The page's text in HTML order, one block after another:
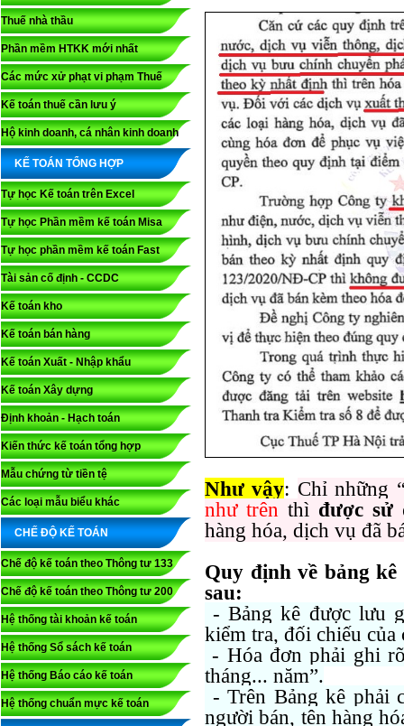
Thuế nhà thầu
Phần mềm HTKK mới nhất
Các mức xử phạt vi phạm Thuế
Kế toán thuế cần lưu ý
Hộ kinh doanh, cá nhân kinh doanh
KẾ TOÁN TỔNG HỢP
Tự học Kế toán trên Excel
Tự học Phần mềm kế toán Misa
Tự học phần mềm kế toán Fast
Tài sản cố định - CCDC
Kế toán kho
Kế toán bán hàng
Kế toán Xuất - Nhập khẩu
Kế toán Xây dựng
Định khoản - Hạch toán
Kiến thức kế toán tổng hợp
Mẫu chứng từ tiền tệ
Các loại mẫu biểu khác
CHẾ ĐỘ KẾ TOÁN
Chế độ kế toán theo Thông tư 133
Chế độ kế toán theo Thông tư 200
Hệ thống tài khoản kế toán
Hệ thống Sổ sách kế toán
Hệ thống Báo cáo kế toán
Hệ thống chuẩn mực kế toán
Như vậy: Chỉ những
như trên thì được sử
hàng hóa, dịch vụ đã
Quy định về bảng
sau:
- Bảng kê được lưu
kiểm tra, đối chiếu của
- Hóa đơn phải ghi
tháng... năm”.
- Trên Bảng kê phải
người bán, tên hàng